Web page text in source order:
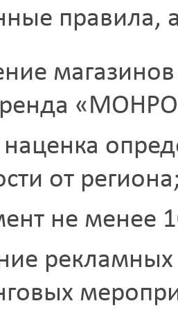
правила,
наценка
от
не менее
рекламных